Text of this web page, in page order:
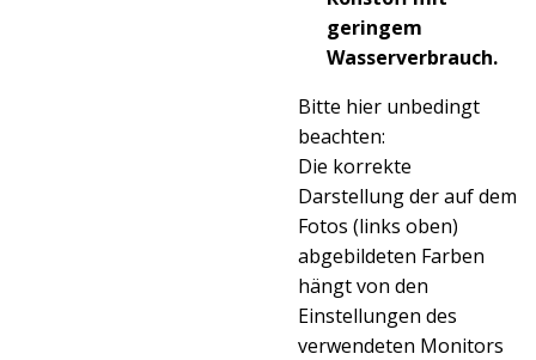
geringem
Wasserverbrauch.
Bitte hier unbedingt
beachten:
Die korrekte
Darstellung der auf dem
Fotos (links oben)
abgebildeten Farben
hängt von den
Einstellungen des
verwendeten Monitors